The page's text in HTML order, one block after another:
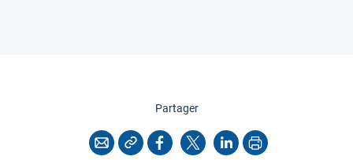
Partagercette page
CourrielCopier l'adresse
Facebook
X LinkedInImprimer